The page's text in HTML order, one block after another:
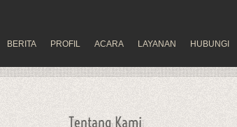
BERITA PROFIL ACARA LAYANAN HUBUNGI
Tentang Kami